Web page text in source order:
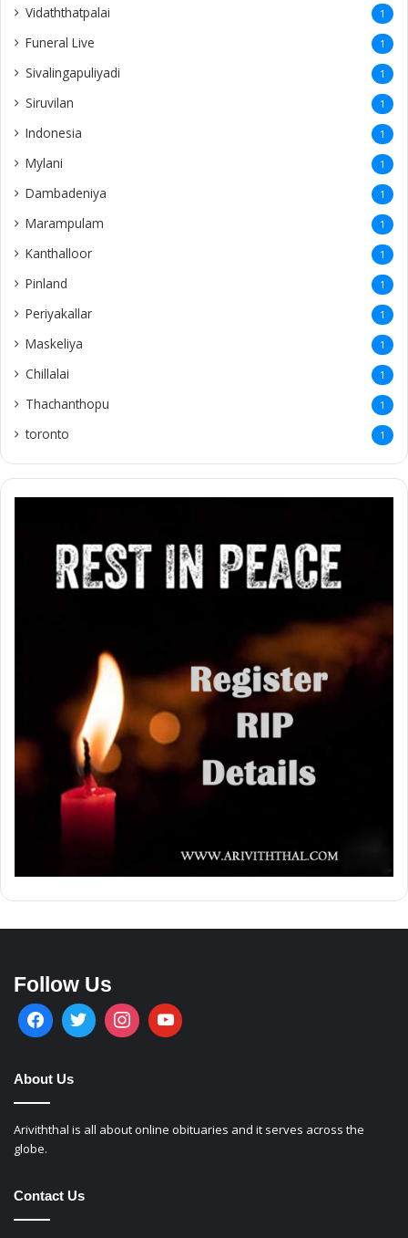
Vidaththatpalai 1
Funeral Live 1
Sivalingapuliyadi 1
Siruvilan 1
Indonesia 1
Mylani 1
Dambadeniya 1
Marampulam 1
Kanthalloor 1
Pinland 1
Periyakallar 1
Maskeliya 1
Chillalai 1
Thachanthopu 1
toronto 1
Follow Us
About Us
Ariviththal is all about online obituaries and it serves across the
globe.
Contact Us